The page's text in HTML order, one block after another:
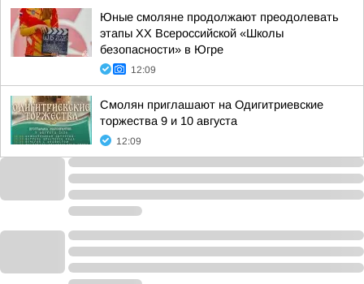
Юные смоляне продолжают преодолевать
этапы XX Всероссийской «Школы
безопасности» в Югре
12:09
Смолян приглашают на Одигитриевские
торжества 9 и 10 августа
12:09